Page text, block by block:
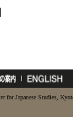
for Japanese Studies,